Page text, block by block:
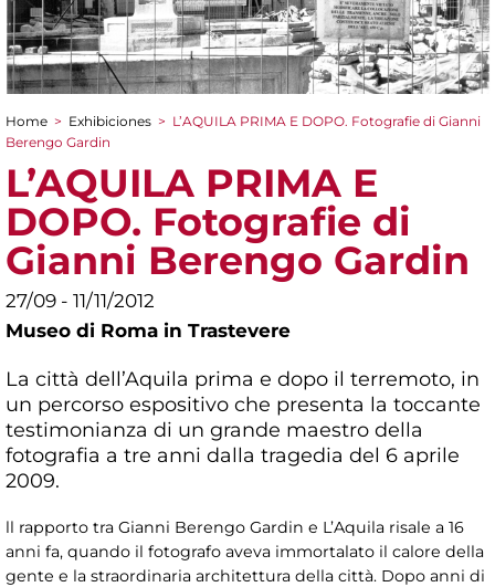
You are here
Home > Exhibiciones > L’AQUILA PRIMA E DOPO. Fotografie di Gianni
Berengo Gardin
L’AQUILA PRIMA E
DOPO. Fotografie di
Gianni Berengo Gardin
27/09 - 11/11/2012
Museo di Roma in Trastevere
La città dell’Aquila prima e dopo il terremoto, in
un percorso espositivo che presenta la toccante
testimonianza di un grande maestro della
fotografia a tre anni dalla tragedia del 6 aprile
2009.
ll rapporto tra Gianni Berengo Gardin e L’Aquila risale a 16
anni fa, quando il fotografo aveva immortalato il calore della
gente e la straordinaria architettura della città. Dopo anni di